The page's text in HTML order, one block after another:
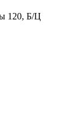
120, Б/Ц